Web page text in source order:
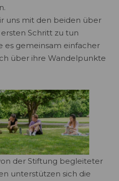
uns mit den beiden über
Schritt zu tun
es gemeinsam einfacher
über ihre Wandelpunkte
der Stiftung begleiteter
unterstützen sich die